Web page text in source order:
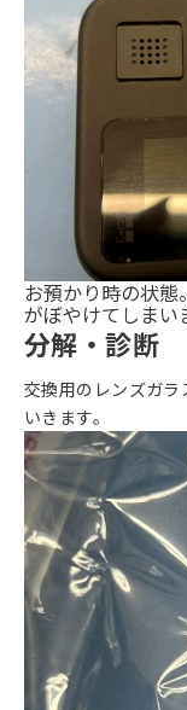
お預かり時の状
がぼやけてしまい
分解・診断
交換用のレンズガ
いきます。